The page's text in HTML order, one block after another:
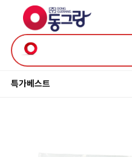
특가베스트